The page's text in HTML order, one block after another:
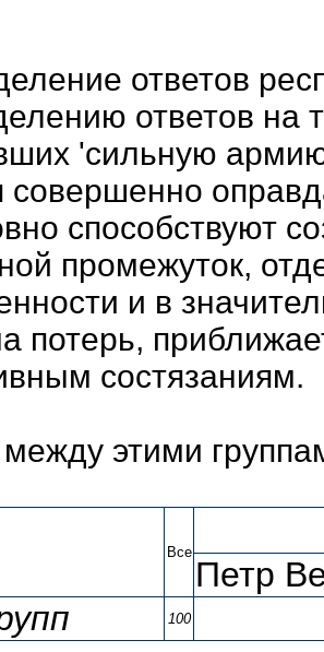
ответов
ответов на
'сильную
совершенно
способствуют
промежуток,
и в
потерь,
состязаниям.
этими
Все
Петр
100